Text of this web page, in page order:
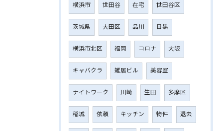
横浜市 世田谷 在宅 世田谷区
茨城県 大田区 品川 目黒
横浜市北区 福岡 コロナ 大阪
キャバクラ 雑居ビル 美容室
ナイトワーク 川崎 生田 多摩区
稲城 依頼 キッチン 物件 退去